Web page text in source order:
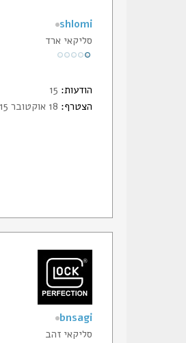
shlomi
סליקאי ארד
הודעות:
הצטרף:
bnsagi
סליקאי זהב